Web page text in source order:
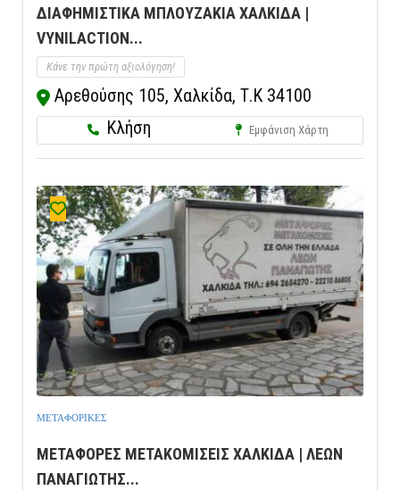
ΔΙΑΦΗΜΙΣΤΙΚΑ ΜΠΛΟΥΖΑΚΙΑ ΧΑΛΚΙΔΑ |
VYNILACTION...
Κάνε την πρώτη αξιολόγηση!
Αρεθούσης 105, Χαλκίδα, Τ.Κ 34100
Κλήση
Εμφάνιση Χάρτη
ΜΕΤΑΦΟΡΙΚΕΣ
ΜΕΤΑΦΟΡΕΣ ΜΕΤΑΚΟΜΙΣΕΙΣ ΧΑΛΚΙΔΑ | ΛΕΩΝ
ΠΑΝΑΓΙΩΤΗΣ...